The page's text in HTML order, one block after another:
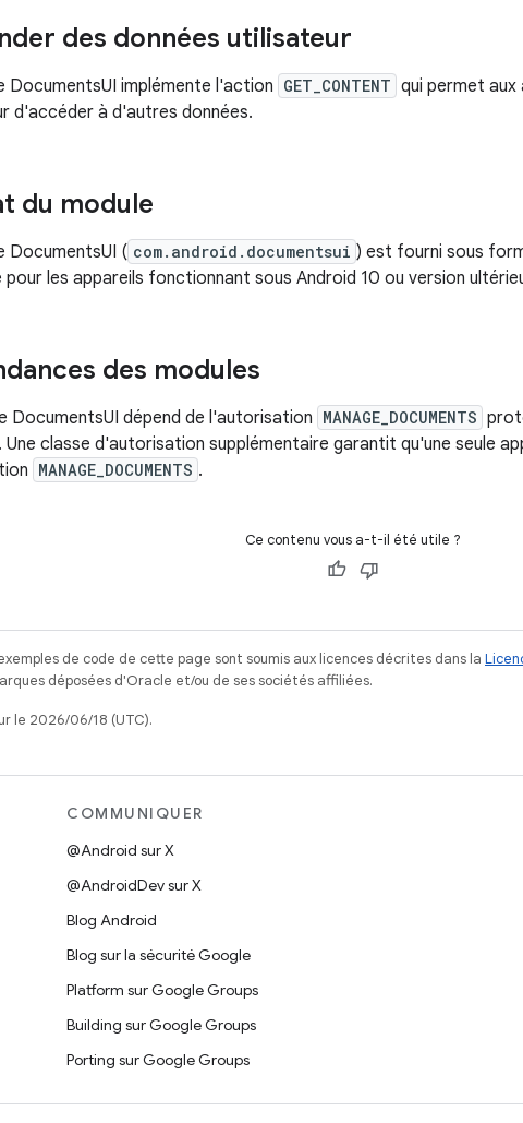
des données utilisateur
DocumentsUI implémente l'action GET_CONTENT qui permet aux
d'accéder à d'autres données.
du module
DocumentsUI ( com.android.documentsui ) est fourni sous
pour les appareils fonctionnant sous Android 10 ou version
des modules
DocumentsUI dépend de l'autorisation MANAGE_DOCUMENTS
Une classe d'autorisation supplémentaire garantit qu'une seule
MANAGE_DOCUMENTS .
Ce contenu vous a-t-il été utile ?
de code de cette page sont soumis aux licences décrites dans la
déposées d'Oracle et/ou de ses sociétés affiliées.
le 2026/06/18 (UTC).
COMMUNIQUER
@Android sur X
@AndroidDev sur X
Blog Android
Blog sur la sécurité Google
Platform sur Google Groups
Building sur Google Groups
Porting sur Google Groups